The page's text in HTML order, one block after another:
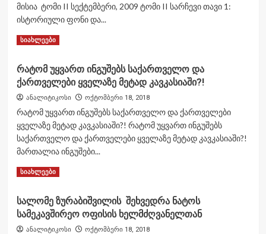
ყოფილი
მინისტრი
და
მისი
სცნო
მისია ტომი II სექტემბერი, 2009 ტომი II სარჩევი თავი 1:
ისტორიული ფონი და...
Read MoreRead
საქართველოში
მომხდარ
კონფლიქტთან
ფაქტების
დამდგენი
დამოუკიდებელი
საერთაშორისო
II
სიახლეები
რატომ უყვართ ინგუშებს საქართველო და
ქართველები ყველაზე მეტად კავკასიაში?!
ანალიტიკოსი ოქტომბერი 18, 2018
რატომ უყვართ ინგუშებს საქართველო და ქართველები
ყველაზე მეტად კავკასიაში?! რატომ უყვართ ინგუშებს
საქართველო და ქართველები ყველაზე მეტად კავკასიაში?!
მართალია ინგუშები...
Read MoreRead
რატომ
უყვართ
ინგუშებს
სიახლეები
სალომე ზურაბიშვილის შეხვედრა ნატოს
სამეკავშირეო ოფისის ხელმძღვანელთან
ანალიტიკოსი ოქტომბერი 18, 2018